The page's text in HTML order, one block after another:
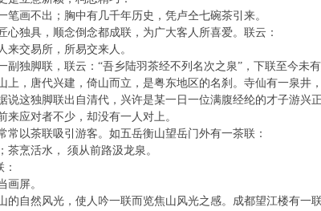
笔画不出；胸中有几千年历史，凭卢仝七碗茶引来。
心独具，顺念倒念都成联，为广大客人所喜爱。联云：
来交易所，所易交来人。
脚联，联云：“吾乡陆羽茶经不列名次之泉”，下联至今未有
，唐代兴建，倚山而立，是粤东地区的名刹。寺仙有一泉井
说这独脚联出自清代，兴许是某一日一位满腹经纶的才子游兴
来应对者不少，却没有一人对上。
以茶联吸引游客。如五岳衡山望岳门外有一茶联：
烹活水， 须从前路汲龙泉。
画屏。
的自然风光，使人吟一联而览焦山风光之感。成都望江楼有一